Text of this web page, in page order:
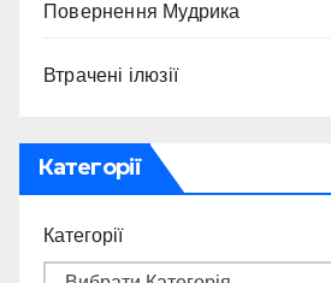
Повернення Мудрика
Втрачені ілюзії
Категорії
Категорії